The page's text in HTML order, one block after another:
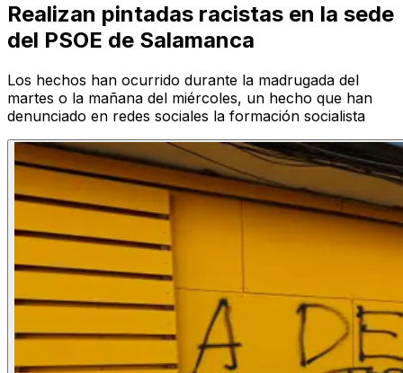
Realizan pintadas racistas en la sede
del PSOE de Salamanca
Los hechos han ocurrido durante la madrugada del
martes o la mañana del miércoles, un hecho que han
denunciado en redes sociales la formación socialista